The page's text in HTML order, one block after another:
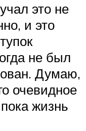
это не
и это
не был
Думаю,
очевидное
жизнь